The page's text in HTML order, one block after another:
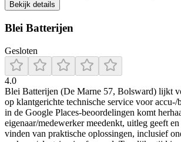
Bekijk details
Blei Batterijen
Gesloten
4.0
Blei Batterijen (De Marne 57, Bolsward) lijkt
op klantgerichte technische service voor accu-/
in de Google Places-beoordelingen komt
eigenaar/medewerker meedenkt, uitleg geeft
vinden van praktische oplossingen, inclusief